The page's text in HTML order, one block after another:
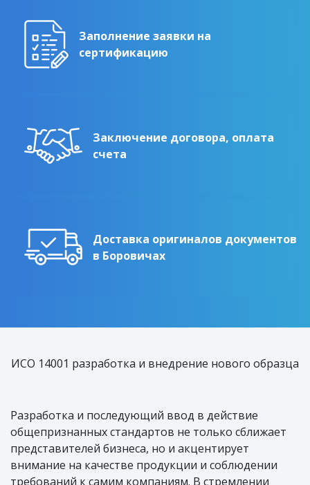
Заполнение заявки на
сертификацию
Заключение договора, оплата
счета
Доставка оригиналов документов
в Боровичах
ИСО 14001 разработка и внедрение нового образца
Разработка и последующий ввод в действие
общепризнанных стандартов не только сближает
представителей бизнеса, но и акцентирует
внимание на качестве продукции и соблюдении
требований к самим компаниям. В стремлении